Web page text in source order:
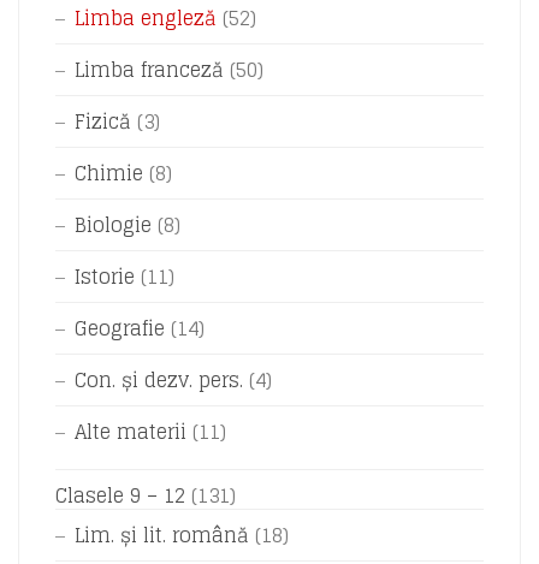
Limba engleză (52)
Limba franceză (50)
Fizică (3)
Chimie (8)
Biologie (8)
Istorie (11)
Geografie (14)
Con. și dezv. pers. (4)
Alte materii (11)
Clasele 9 – 12 (131)
Lim. și lit. română (18)